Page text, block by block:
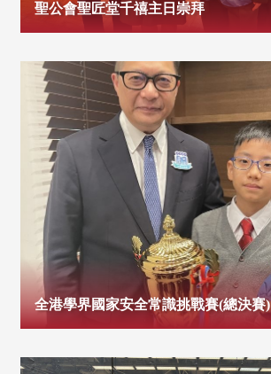
聖公會聖匠堂千禧主日崇拜
全港學界國家安全常識挑戰賽(總決賽)